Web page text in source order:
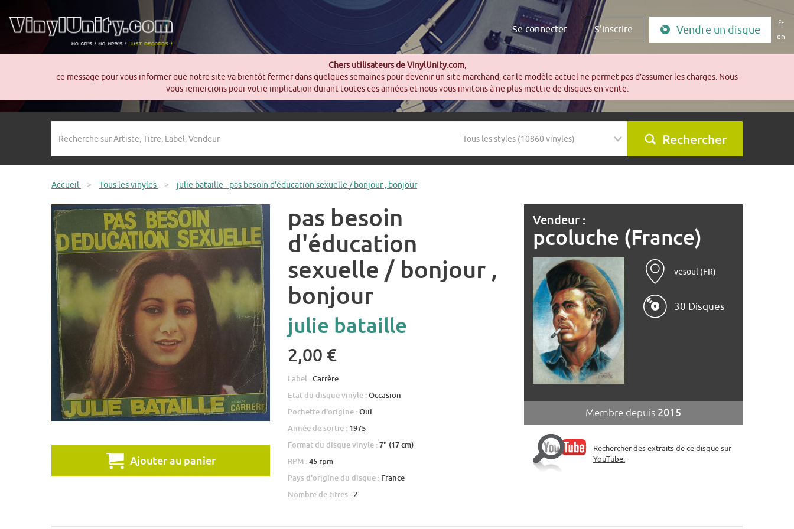
Chers utilisateurs de VinylUnity.com,
ce message pour vous informer que notre site va bientôt fermer dans quelques semaines pour devenir un site marchand, car le modèle actuel ne permet pas d’assumer les charges. Nous
vous remercions pour votre implication durant toutes ces années et nous vous invitons à ne plus mettre de disques en vente.
Se connecter S'inscrire Vendre un disque
fr
en
Rechercher
Accueil > Tous les vinyles > julie bataille - pas besoin d'éducation sexuelle / bonjour , bonjour
Ajouter au panier
pas besoin
d'éducation
sexuelle / bonjour ,
bonjour
julie bataille
2,00 €
Label :Carrère
Etat du disque vinyle :Occasion
Pochette d'origine :Oui
Année de sortie : 1975
Format du disque vinyle :7" (17 cm)
RPM :45 rpm
Pays d'origine du disque : France
Nombre de titres : 2
Vendeur :
pcoluche (France)
vesoul (FR)
30 Disques
Membre depuis 2015
Rechercher des extraits de ce disque sur
YouTube.